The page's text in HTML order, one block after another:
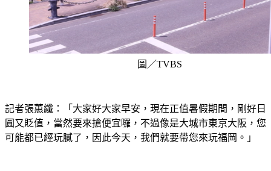
圖／TVBS
記者張蕙纖：「大家好大家早安，現在正值暑假期間，剛好日
圓又貶值，當然要來搶便宜囉，不過像是大城市東京大阪，您
可能都已經玩膩了，因此今天，我們就要帶您來玩福岡。」